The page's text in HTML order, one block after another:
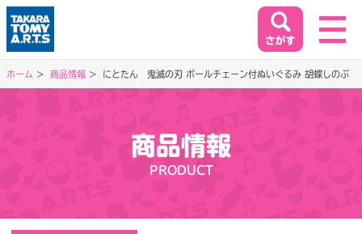
閉じる
ホーム 商品情報 にとたん 鬼滅の刃 ボールチェーン付ぬいぐるみ 胡蝶しのぶ
商品情報
PRODUCT